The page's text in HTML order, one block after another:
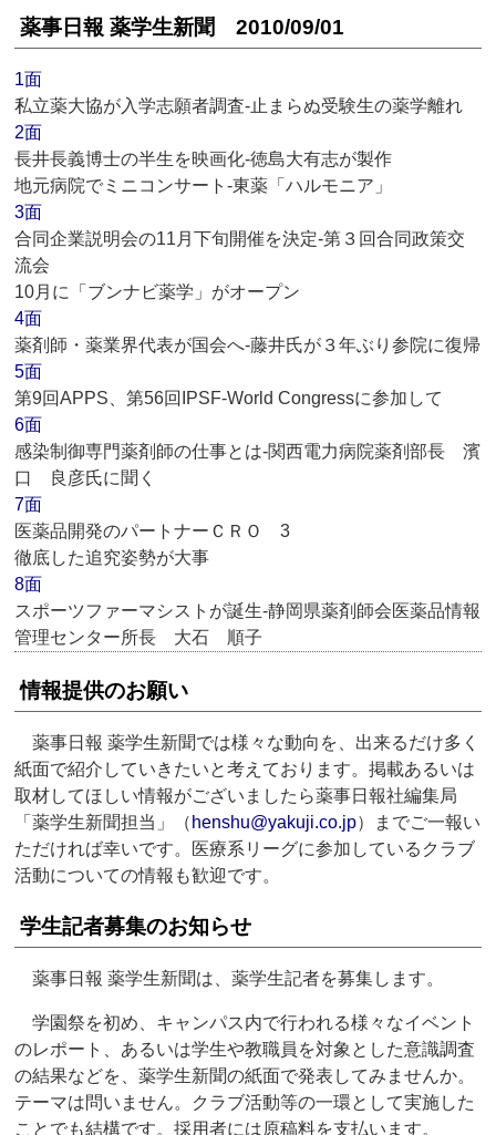
薬事日報 薬学生新聞 2010/09/01
1面
私立薬大協が入学志願者調査‐止まらぬ受験生の薬学離れ
2面
長井長義博士の半生を映画化‐徳島大有志が製作
地元病院でミニコンサート‐東薬「ハルモニア」
3面
合同企業説明会の11月下旬開催を決定‐第３回合同政策交
流会
10月に「ブンナビ薬学」がオープン
4面
薬剤師・薬業界代表が国会へ‐藤井氏が３年ぶり参院に復帰
5面
第9回APPS、第56回IPSF-World Congressに参加して
6面
感染制御専門薬剤師の仕事とは‐関西電力病院薬剤部長 濱
口 良彦氏に聞く
7面
医薬品開発のパートナーＣＲＯ 3
徹底した追究姿勢が大事
8面
スポーツファーマシストが誕生‐静岡県薬剤師会医薬品情報
管理センター所長 大石 順子
情報提供のお願い
薬事日報 薬学生新聞では様々な動向を、出来るだけ多く
紙面で紹介していきたいと考えております。掲載あるいは
取材してほしい情報がございましたら薬事日報社編集局
「薬学生新聞担当」（ henshu@yakuji.co.jp）までご一報い
ただければ幸いです。医療系リーグに参加しているクラブ
活動についての情報も歓迎です。
学生記者募集のお知らせ
薬事日報 薬学生新聞は、薬学生記者を募集します。
学園祭を初め、キャンパス内で行われる様々なイベント
のレポート、あるいは学生や教職員を対象とした意識調査
の結果などを、薬学生新聞の紙面で発表してみませんか。
テーマは問いません。クラブ活動等の一環として実施した
ことでも結構です。採用者には原稿料を支払います。